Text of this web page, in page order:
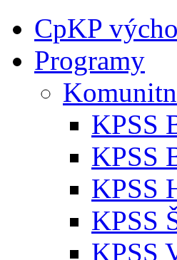
CpKP
Programy
KPSS
KPSS
KPSS
KPSS
KPSS